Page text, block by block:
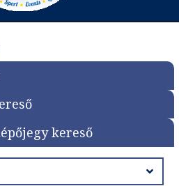
kereső